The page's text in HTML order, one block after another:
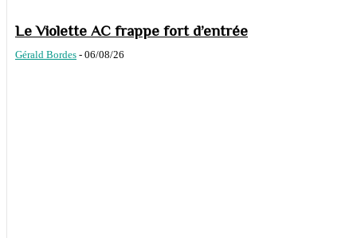
Le Violette AC frappe fort d’entrée
Gérald Bordes - 06/08/26